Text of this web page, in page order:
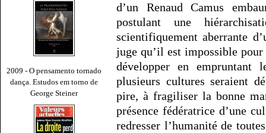
2009 - O pensamento tornado
dança. Estudos em torno de
George Steiner
d’un Renaud Camus
postulant une
scientifiquement aberrante
juge qu’il est impossible pour
développer en empruntant
plusieurs cultures seraient
pire, à fragiliser la bonne
présence fédératrice d’une
redresser l’humanité de